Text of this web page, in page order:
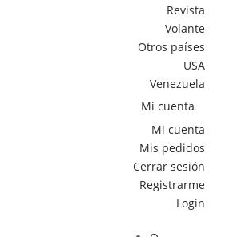
Revista
Volante
Otros países
USA
Venezuela
Mi cuenta
Mi cuenta
Mis pedidos
Cerrar sesión
Registrarme
Login